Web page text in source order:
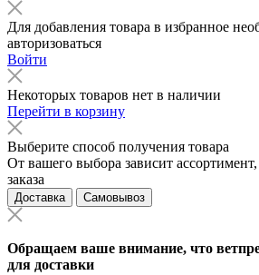
Для добавления товара в избранное
авторизоваться
Войти
Некоторых товаров нет в наличии
Перейти в корзину
Выберите способ получения товара
От вашего выбора зависит
заказа
Доставка Самовывоз
Обращаем ваше внимание, что
для доставки